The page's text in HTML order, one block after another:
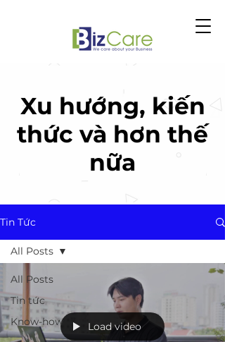
Xu hướng, kiến
thức và hơn thế
nữa
Tin Tức
All Posts
Tin tức
Know-how
All Posts
Load video